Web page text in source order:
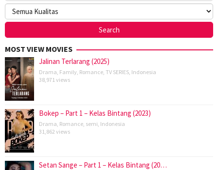
MOST VIEW MOVIES
Jalinan Terlarang (2025)
Drama Family Romance TV SERIES Indonesia
38,971 views
Bokep – Part 1 – Kelas Bintang (2023)
Drama Romance semi Indonesia
31,862 views
Setan Sange – Part 1 – Kelas Bintang (20…